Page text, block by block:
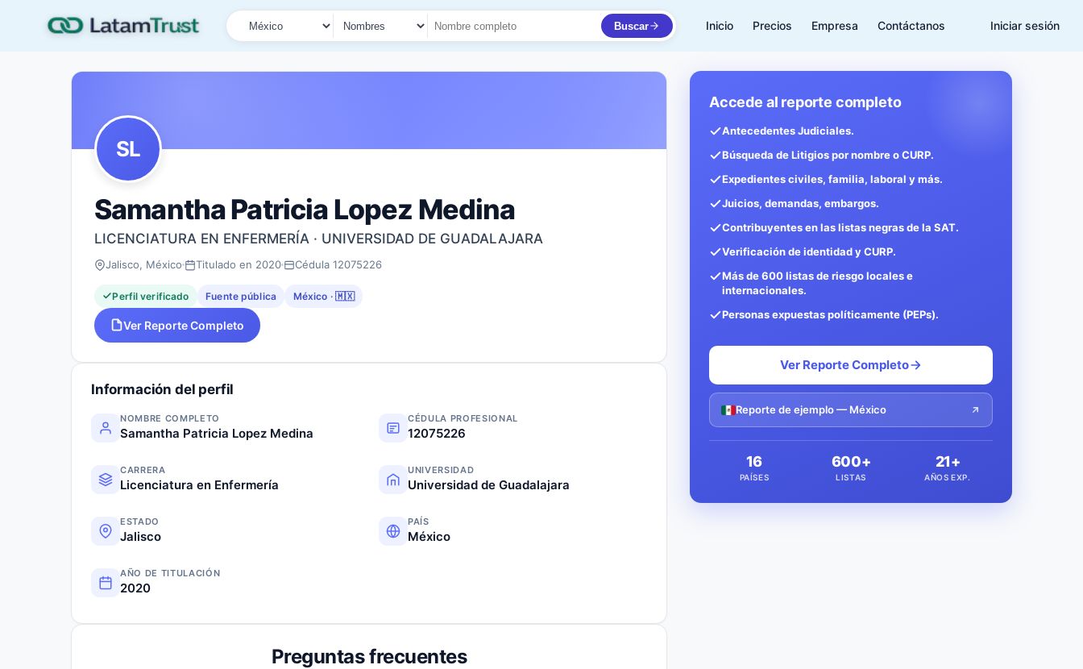
País
Tipo de búsqueda
Nombre o documento
Buscar Inicio Precios Empresa Contáctanos Iniciar sesión
SL
Samantha Patricia Lopez Medina
LICENCIATURA EN ENFERMERÍA · UNIVERSIDAD DE GUADALAJARA
Jalisco, México Titulado en 2020 Cédula 12075226
Perfil verificado Fuente pública México · 🇲🇽
Ver Reporte Completo
Información del perfil
NOMBRE COMPLETO
Samantha Patricia Lopez Medina
CÉDULA PROFESIONAL
12075226
CARRERA
Licenciatura en Enfermería
UNIVERSIDAD
Universidad de Guadalajara
ESTADO
Jalisco
PAÍS
México
AÑO DE TITULACIÓN
2020
Preguntas frecuentes
Accede al reporte completo
Antecedentes Judiciales.
Búsqueda de Litigios por nombre o CURP.
Expedientes civiles, familia, laboral y más.
Juicios, demandas, embargos.
Contribuyentes en las listas negras de la SAT.
Verificación de identidad y CURP.
Más de 600 listas de riesgo locales e
internacionales.
Personas expuestas políticamente (PEPs).
Ver Reporte Completo
Reporte de ejemplo — México
16
PAÍSES
600+
LISTAS
21+
AÑOS EXP.